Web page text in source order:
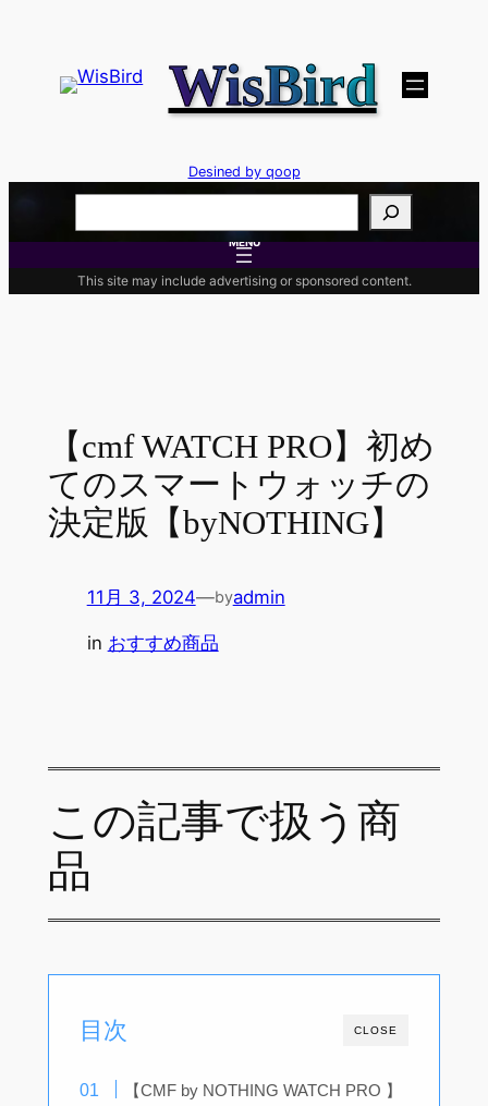
WisBird
Desined by qoop
MENU
This site may include advertising or sponsored content.
【cmf WATCH PRO】初め
てのスマートウォッチの
決定版【byNOTHING】
11月 3, 2024—byadmin
in おすすめ商品
この記事で扱う商
品
CLOSE
目次
【CMF by NOTHING WATCH PRO 】